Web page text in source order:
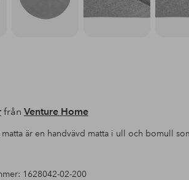
från Venture Home
är en handvävd matta i ull och bomull
1628042-02-200